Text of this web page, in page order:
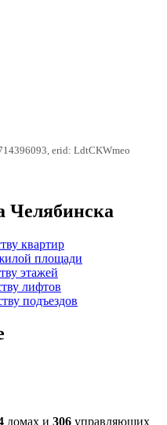
erid: LdtCKWmeo
Челябинска
квартир
площади
этажей
лифтов
подъездов
домах и 306 управляющих